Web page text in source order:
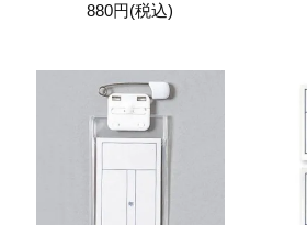
880円(税込)